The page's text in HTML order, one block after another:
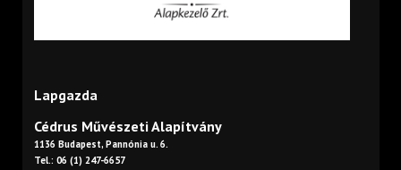
Lapgazda
Cédrus Művészeti Alapítvány
1136 Budapest, Pannónia u. 6.
Tel.: 06 (1) 247-6657